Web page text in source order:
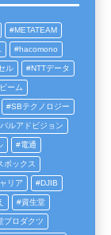
METATEAM
hacomono
ル NTTデータ
ーム
SBテクノロジー
ルアドビジョン
電通
ボックス
リア DJIB
資生堂
プロダクツ